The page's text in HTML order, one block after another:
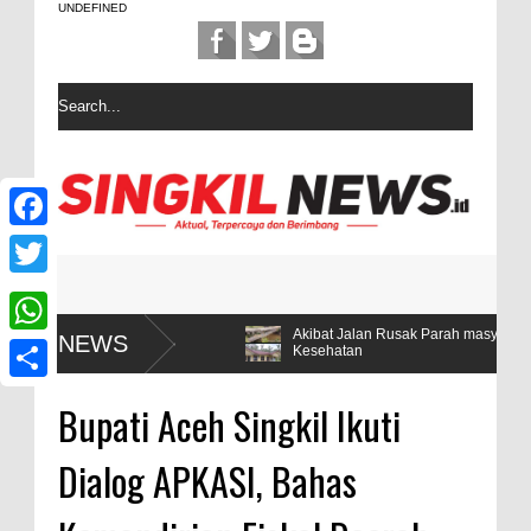
UNDEFINED
NEWS
Hanya 5
Akibat Jalan Rusak Parah masyarakat desa Sintuban
Kesehatan
Bupati Aceh Singkil Ikuti
Dialog APKASI, Bahas
F
c
e
T
w
W
h